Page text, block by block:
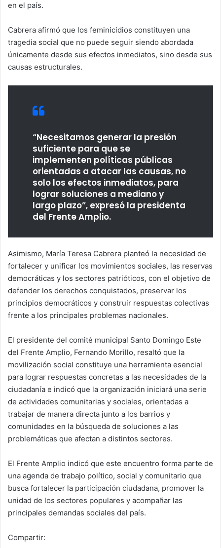
en el país.
Cabrera afirmó que los feminicidios constituyen una
tragedia social que no puede seguir siendo abordada
únicamente desde sus efectos inmediatos, sino desde sus
causas estructurales.
“Necesitamos generar la presión
suficiente para que se
implementen políticas públicas
orientadas a atacar las causas, no
solo los efectos inmediatos, para
lograr soluciones a mediano y
largo plazo”, expresó la presidenta
del Frente Amplio.
Asimismo, María Teresa Cabrera planteó la necesidad de
fortalecer y unificar los movimientos sociales, las reservas
democráticas y los sectores patrióticos, con el objetivo de
defender los derechos conquistados, preservar los
principios democráticos y construir respuestas colectivas
frente a los principales problemas nacionales.
El presidente del comité municipal Santo Domingo Este
del Frente Amplio, Fernando Morillo, resaltó que la
movilización social constituye una herramienta esencial
para lograr respuestas concretas a las necesidades de la
ciudadanía e indicó que la organización iniciará una serie
de actividades comunitarias y sociales, orientadas a
trabajar de manera directa junto a los barrios y
comunidades en la búsqueda de soluciones a las
problemáticas que afectan a distintos sectores.
El Frente Amplio indicó que este encuentro forma parte de
una agenda de trabajo político, social y comunitario que
busca fortalecer la participación ciudadana, promover la
unidad de los sectores populares y acompañar las
principales demandas sociales del país.
Compartir: